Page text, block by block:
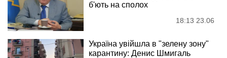
б'ють на сполох
18:13 23.06
Україна увійшла в "зелену зону"
карантину: Денис Шмигаль